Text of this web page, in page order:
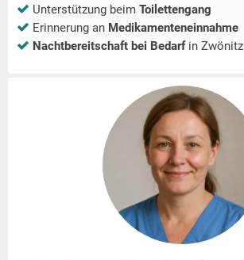
Unterstützung beim Toilettengang
Erinnerung an Medikamenteneinnahme
Nachtbereitschaft bei Bedarfin Zwönitz